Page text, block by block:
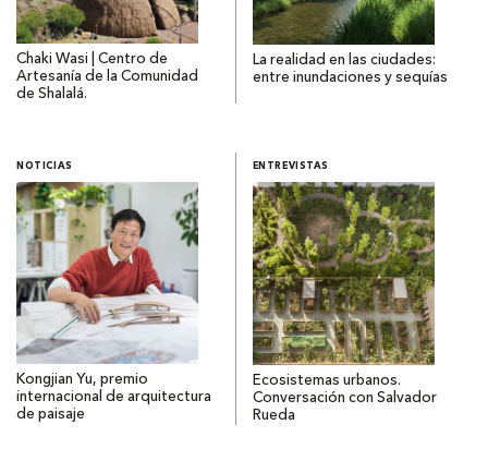
Chaki Wasi | Centro de
Artesanía de la Comunidad
de Shalalá.
La realidad en las ciudades:
entre inundaciones y sequías
NOTICIAS
Kongjian Yu, premio
internacional de arquitectura
de paisaje
ENTREVISTAS
Ecosistemas urbanos.
Conversación con Salvador
Rueda